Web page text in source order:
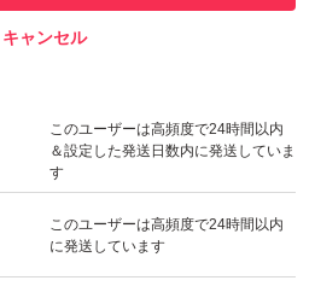
このユーザーは高頻度で24時間以内
＆設定した発送日数内に発送していま
す
このユーザーは高頻度で24時間以内
に発送しています
キャンセル
いいね！
44,000